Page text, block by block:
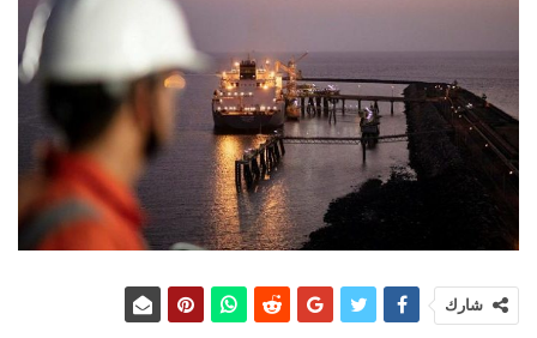
شارك